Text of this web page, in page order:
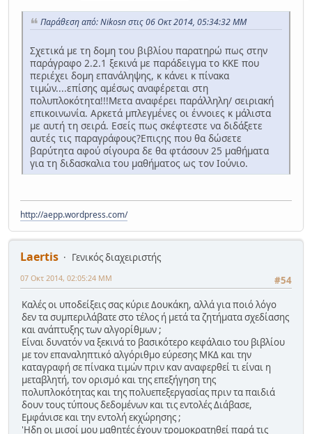
Παράθεση από: Nikosn στις 06 Οκτ 2014, 05:34:32 ΜΜ
Σχετικά με τη δομη του βιβλίου παρατηρώ πως στην
παράγραφο 2.2.1 ξεκινά με παράδειγμα το ΚΚΕ που
περιέχει δομη επανάληψης, κ κάνει κ πίνακα
τιμών....επίσης αμέσως αναφέρεται στη
πολυπλοκότητα!!!Μετα αναφέρει παράλληλη/ σειριακή
επικοινωνία. Αρκετά μπλεγμένες οι έννοιες κ μάλιστα
με αυτή τη σειρά. Εσείς πως σκέφτεστε να διδάξετε
αυτές τις παραγράφους?Επιςης που θα δώσετε
βαρύτητα αφού σίγουρα δε θα φτάσουν 25 μαθήματα
για τη διδασκαλια του μαθήματος ως τον Ιούνιο.
http://aepp.wordpress.com/
Laertis
Γενικός διαχειριστής
#54
07 Οκτ 2014, 02:05:24 ΜΜ
Καλές οι υποδείξεις σας κύριε Δουκάκη, αλλά για ποιό λόγο
δεν τα συμπεριλάβατε στο τέλος ή μετά τα ζητήματα σχεδίασης
και ανάπτυξης των αλγορίθμων ;
Είναι δυνατόν να ξεκινά το βασικότερο κεφάλαιο του βιβλίου
με τον επαναληπτικό αλγόριθμο εύρεσης ΜΚΔ και την
καταγραφή σε πίνακα τιμών πριν καν αναφερθεί τι είναι η
μεταβλητή, τον ορισμό και της επεξήγηση της
πολυπλοκότητας και της πολυεπεξεργασίας πριν τα παιδιά
δουν τους τύπους δεδομένων και τις εντολές Διάβασε,
Εμφάνισε και την εντολή εκχώρησης ;
'Ηδη οι μισοί μου μαθητές έχουν τρομοκρατηθεί παρά τις